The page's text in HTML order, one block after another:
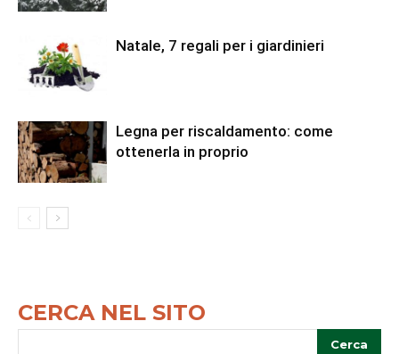
Natale, 7 regali per i giardinieri
Legna per riscaldamento: come
ottenerla in proprio
CERCA NEL SITO